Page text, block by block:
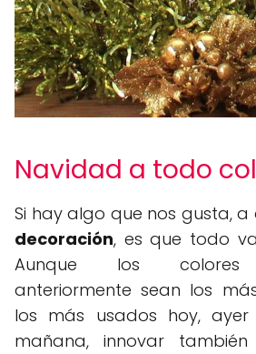
Navidad a todo
Si hay algo que nos gusta,
decoración, es que todo
Aunque los colores
anteriormente sean los
los más usados hoy, ayer
mañana, innovar